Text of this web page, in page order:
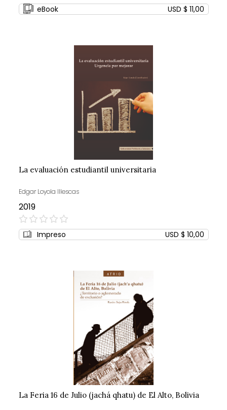
eBook
USD $ 11,00
La evaluación estudiantil universitaria
Edgar Loyola Illescas
2019
0%
Impreso USD $ 10,00
La Feria 16 de Julio (jachá qhatu) de El Alto, Bolivia